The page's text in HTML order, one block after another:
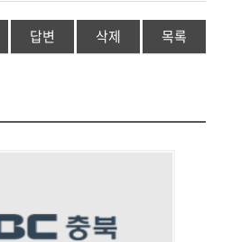
답변 삭제 목록